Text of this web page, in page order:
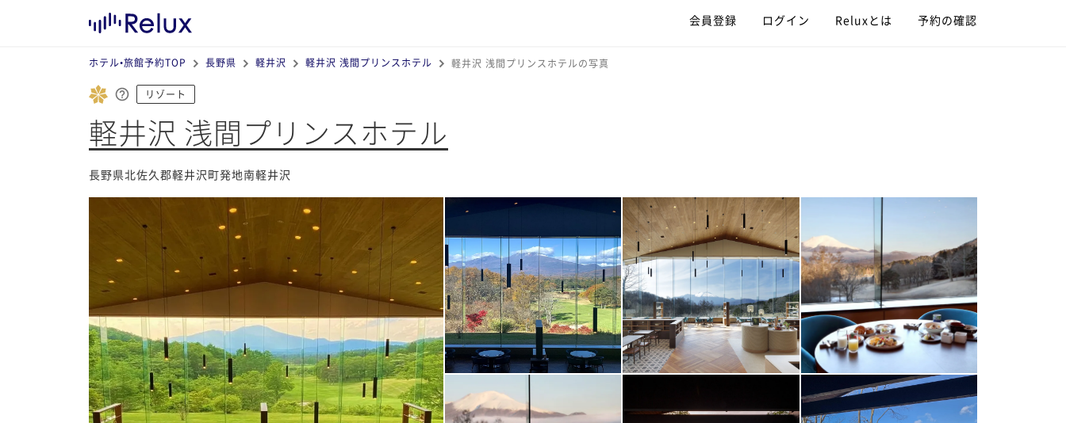
会員登録 ログイン Reluxとは 予約の確認
ホテル•旅館予約TOP 長野県 軽井沢 軽井沢 浅間プリンスホテル 軽井沢 浅間プリンスホテルの写真
リゾート
軽井沢 浅間プリンスホテル
長野県北佐久郡軽井沢町発地南軽井沢